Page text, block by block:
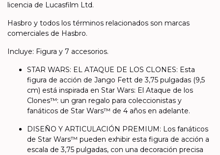
licencia de Lucasfilm Ltd.
Hasbro y todos los términos relacionados son marcas
comerciales de Hasbro.
Incluye: Figura y 7 accesorios.
STAR WARS: EL ATAQUE DE LOS CLONES: Esta
figura de acción de Jango Fett de 3,75 pulgadas (9,5
cm) está inspirada en Star Wars: El Ataque de los
Clones™: un gran regalo para coleccionistas y
fanáticos de Star Wars™ de 4 años en adelante.
DISEÑO Y ARTICULACIÓN PREMIUM: Los fanáticos
de Star Wars™ pueden exhibir esta figura de acción a
escala de 3,75 pulgadas, con una decoración precisa